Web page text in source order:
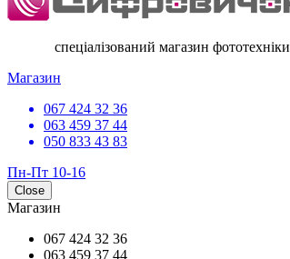
спеціалізований магазин фототехніки
Магазин
067 424 32 36
063 459 37 44
050 833 43 83
Пн-Пт 10-16
Close
Магазин
067 424 32 36
063 459 37 44